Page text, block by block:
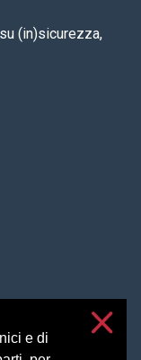
e di
(in)sicurezza,